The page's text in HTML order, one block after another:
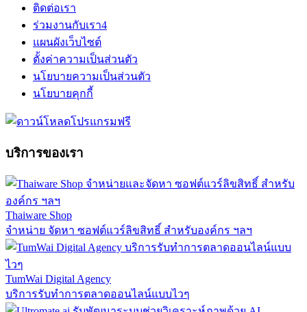
ติดต่อเรา
ร่วมงานกับเรา4
แผนผังเว็บไซต์
ตั้งค่าความเป็นส่วนตัว
นโยบายความเป็นส่วนตัว
นโยบายคุกกี้
บริการของเรา
Thaiware Shop
จำหน่าย จัดหา ซอฟต์แวร์ลิขสิทธิ์ สำหรับองค์กร ฯลฯ
TumWai Digital Agency
บริการรับทำการตลาดออนไลน์แบบไวๆ